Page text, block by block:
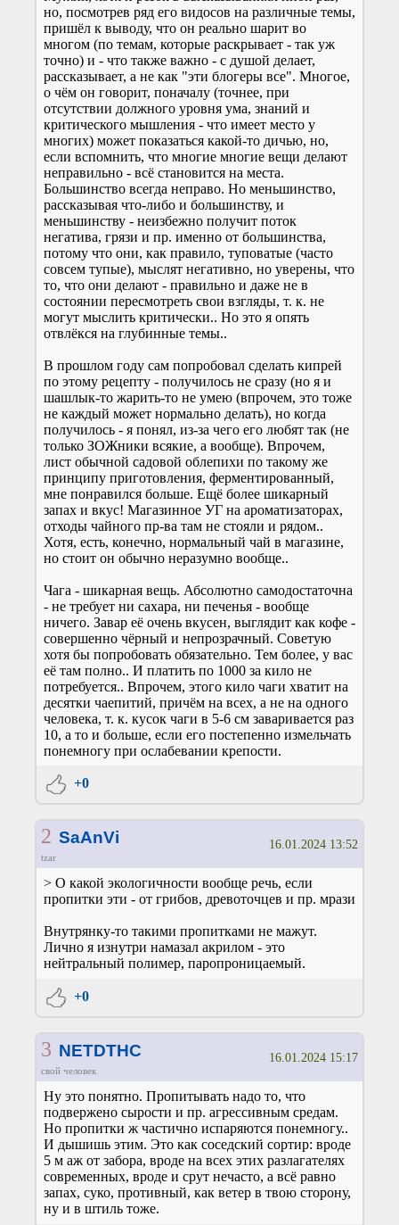
но, посмотрев ряд его видосов на различные темы,
пришёл к выводу, что он реально шарит во
многом (по темам, которые раскрывает - так уж
точно) и - что также важно - с душой делает,
рассказывает, а не как "эти блогеры все". Многое,
о чём он говорит, поначалу (точнее, при
отсутствии должного уровня ума, знаний и
критического мышления - что имеет место у
многих) может показаться какой-то дичью, но,
если вспомнить, что многие многие вещи делают
неправильно - всё становится на места.
Большинство всегда неправо. Но меньшинство,
рассказывая что-либо и большинству, и
меньшинству - неизбежно получит поток
негатива, грязи и пр. именно от большинства,
потому что они, как правило, туповатые (часто
совсем тупые), мыслят негативно, но уверены, что
то, что они делают - правильно и даже не в
состоянии пересмотреть свои взгляды, т. к. не
могут мыслить критически.. Но это я опять
отвлёкся на глубинные темы..
В прошлом году сам попробовал сделать кипрей
по этому рецепту - получилось не сразу (но я и
шашлык-то жарить-то не умею (впрочем, это тоже
не каждый может нормально делать), но когда
получилось - я понял, из-за чего его любят так (не
только ЗОЖники всякие, а вообще). Впрочем,
лист обычной садовой облепихи по такому же
принципу приготовления, ферментированный,
мне понравился больше. Ещё более шикарный
запах и вкус! Магазинное УГ на ароматизаторах,
отходы чайного пр-ва там не стояли и рядом..
Хотя, есть, конечно, нормальный чай в магазине,
но стоит он обычно неразумно вообще..
Чага - шикарная вещь. Абсолютно самодостаточна
- не требует ни сахара, ни печенья - вообще
ничего. Завар её очень вкусен, выглядит как кофе -
совершенно чёрный и непрозрачный. Советую
хотя бы попробовать обязательно. Тем более, у вас
её там полно.. И платить по 1000 за кило не
потребуется.. Впрочем, этого кило чаги хватит на
десятки чаепитий, причём на всех, а не на одного
человека, т. к. кусок чаги в 5-6 см заваривается раз
10, а то и больше, если его постепенно измельчать
понемногу при ослабевании крепости.
+0
2 SaAnVi
tzar
16.01.2024 13:52
> О какой экологичности вообще речь, если
пропитки эти - от грибов, древоточцев и пр. мрази
Внутрянку-то такими пропитками не мажут.
Лично я изнутри намазал акрилом - это
нейтральный полимер, паропроницаемый.
+0
3 NETDTHC
свой человек
16.01.2024 15:17
Ну это понятно. Пропитывать надо то, что
подвержено сырости и пр. агрессивным средам.
Но пропитки ж частично испаряются понемногу..
И дышишь этим. Это как соседский сортир: вроде
5 м аж от забора, вроде на всех этих разлагателях
современных, вроде и срут нечасто, а всё равно
запах, суко, противный, как ветер в твою сторону,
ну и в штиль тоже.